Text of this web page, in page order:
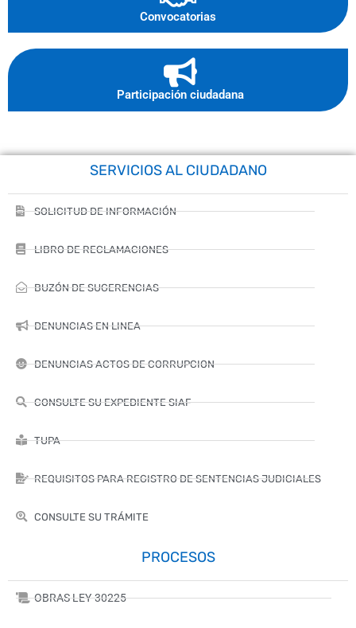
Convocatorias
Participación ciudadana
SERVICIOS AL CIUDADANO
SOLICITUD DE INFORMACIÓN
LIBRO DE RECLAMACIONES
BUZÓN DE SUGERENCIAS
DENUNCIAS EN LINEA
DENUNCIAS ACTOS DE CORRUPCION
CONSULTE SU EXPEDIENTE SIAF
TUPA
REQUISITOS PARA REGISTRO DE SENTENCIAS JUDICIALES
CONSULTE SU TRÁMITE
PROCESOS
OBRAS LEY-30225